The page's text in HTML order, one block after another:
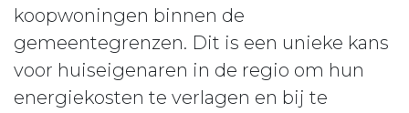
koopwoningen binnen de
gemeentegrenzen. Dit is een unieke kans
voor huiseigenaren in de regio om hun
energiekosten te verlagen en bij te